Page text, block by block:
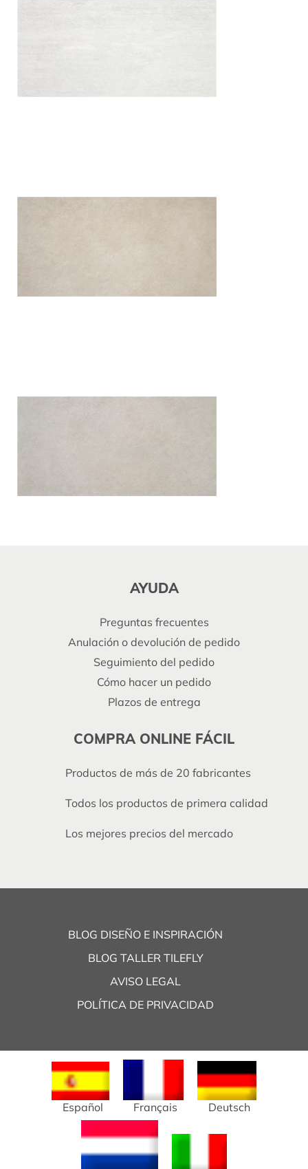
AYUDA
Preguntas frecuentes
Anulación o devolución de pedido
Seguimiento del pedido
Cómo hacer un pedido
Plazos de entrega
COMPRA ONLINE FÁCIL
Productos de más de 20 fabricantes
Todos los productos de primera calidad
Los mejores precios del mercado
BLOG DISEÑO E INSPIRACIÓN
BLOG TALLER TILEFLY
AVISO LEGAL
POLÍTICA DE PRIVACIDAD
Español Français Deutsch